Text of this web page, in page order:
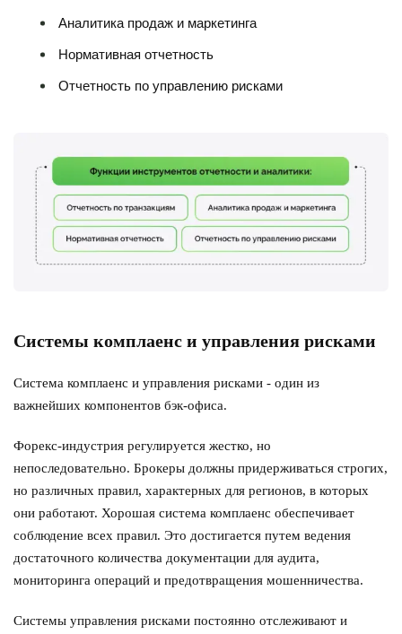
Аналитика продаж и маркетинга
Нормативная отчетность
Отчетность по управлению рисками
Системы комплаенс и управления рисками
Система комплаенс и управления рисками - один из
важнейших компонентов бэк-офиса.
Форекс-индустрия регулируется жестко, но
непоследовательно. Брокеры должны придерживаться строгих,
но различных правил, характерных для регионов, в которых
они работают. Хорошая система комплаенс обеспечивает
соблюдение всех правил. Это достигается путем ведения
достаточного количества документации для аудита,
мониторинга операций и предотвращения мошенничества.
Системы управления рисками постоянно отслеживают и